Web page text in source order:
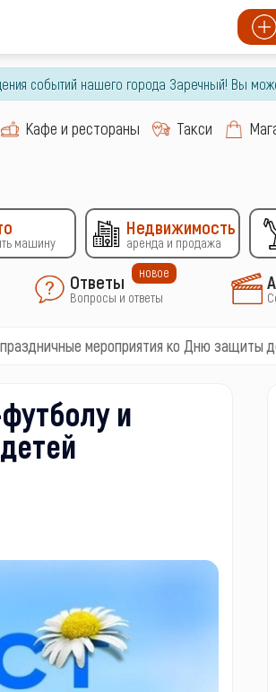
событий нашего города Заречный! Вы
Кафе и рестораны Такси
машину
Недвижимость
аренда и продажа
Ответы
Вопросы и ответы
новое
мероприятия ко Дню защиты
и